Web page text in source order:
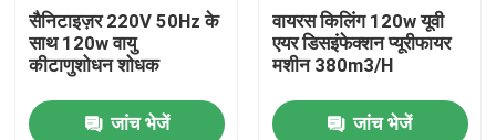
उत्पाद
होम बॉडी मसाजर
सैनिटाइज़र 220V 50Hz के
साथ 120w वायु
कीटाणुशोधन शोधक
जांच भेजें
वायरस किलिंग 120w यूवी
एयर डिसइंफेक्शन प्यूरीफायर
मशीन 380m3/H
जांच भेजें